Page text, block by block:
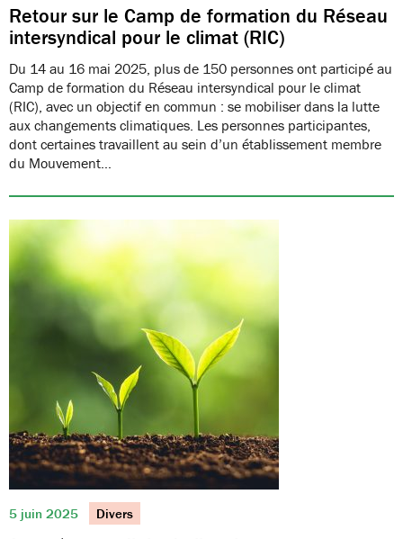
Retour sur le Camp de formation du Réseau
intersyndical pour le climat (RIC)
Du 14 au 16 mai 2025, plus de 150 personnes ont participé au
Camp de formation du Réseau intersyndical pour le climat
(RIC), avec un objectif en commun : se mobiliser dans la lutte
aux changements climatiques. Les personnes participantes,
dont certaines travaillent au sein d’un établissement membre
du Mouvement…
5 juin 2025 Divers